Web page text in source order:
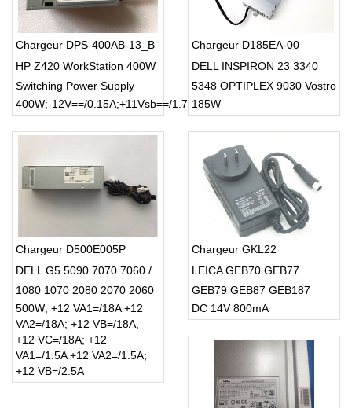
Chargeur DPS-400AB-13_B
HP Z420 WorkStation 400W
Switching Power Supply
SATA interface (18 pin+8 pin)
400W;-12V==/0.15A;+11Vsb==/1.7A
Chargeur D185EA-00
DELL INSPIRON 23 3340
5348 OPTIPLEX 9030 Vostro
23 3340 185w (80 PLUS)
185W
Chargeur D500E005P
DELL G5 5090 7070 7060 /
1080 1070 2080 2070 2060
1660 580 graphics card
500W; +12 VA1=/18A +12
VA2=/18A; +12 VB=/18A,
+12 VC=/18A; +12
VA1=/1.5A +12 VA2=/1.5A;
+12 VB=/2.5A
Chargeur GKL22
LEICA GEB70 GEB77
GEB79 GEB87 GEB187
GEB171
DC 14V 800mA